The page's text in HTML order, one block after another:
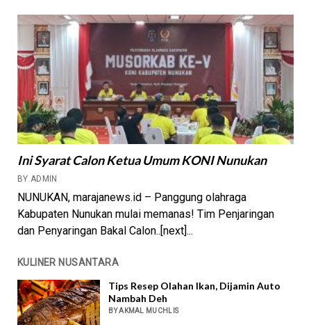
Ini Syarat Calon Ketua Umum KONI Nunukan
BY ADMIN
NUNUKAN, marajanews.id – Panggung olahraga
Kabupaten Nunukan mulai memanas! Tim Penjaringan
dan Penyaringan Bakal Calon..[next]...
KULINER NUSANTARA
Tips Resep Olahan Ikan, Dijamin Auto
Nambah Deh
BY AKMAL MUCHLIS